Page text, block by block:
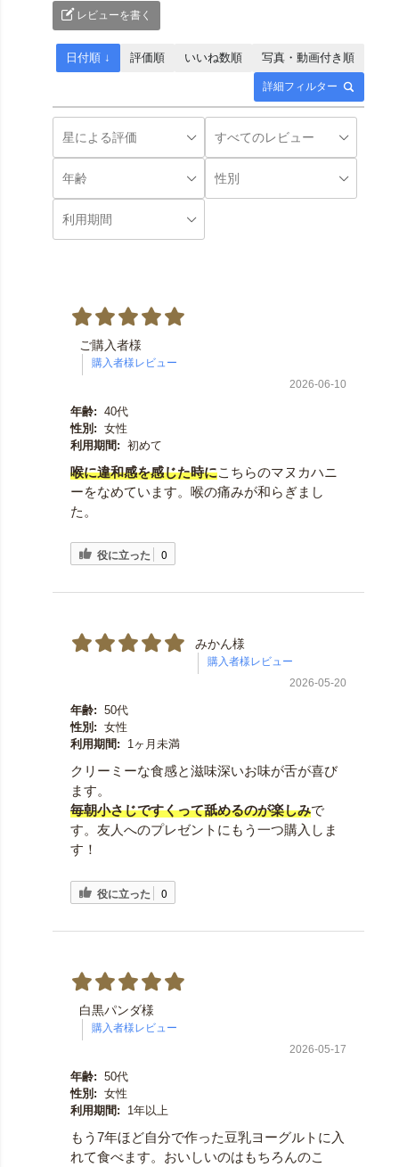
レビューを書く
詳細フィルター
日付順 ↓ 評価順 いいね数順 写真・動画付き順
ご購入者様
2026-06-10
年齢: 40代
性別: 女性
利用期間: 初めて
喉に違和感を感じた時にこちらのマヌカハニ
ーをなめています。喉の痛みが和らぎまし
た。
役に立った 0
みかん様
2026-05-20
年齢: 50代
性別: 女性
利用期間:
1ヶ月未満
クリーミーな食感と滋味深いお味が舌が喜び
ます。
毎朝小さじですくって舐めるのが楽しみで
す。友人へのプレゼントにもう一つ購入しま
す！
役に立った 0
白黒パンダ様
2026-05-17
年齢: 50代
性別: 女性
利用期間:
1年以上
もう7年ほど自分で作った豆乳ヨーグルトに入
れて食べます。おいしいのはもちろんのこ